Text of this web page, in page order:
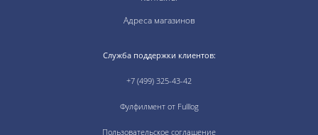
Адреса магазинов
Служба поддержки клиентов:
+7 (499) 325-43-42
Фулфилмент от Fulllog
Пользовательское соглашение